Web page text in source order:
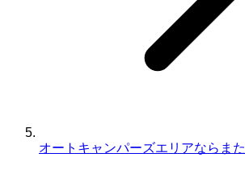
オートキャンパーズエリアならまた